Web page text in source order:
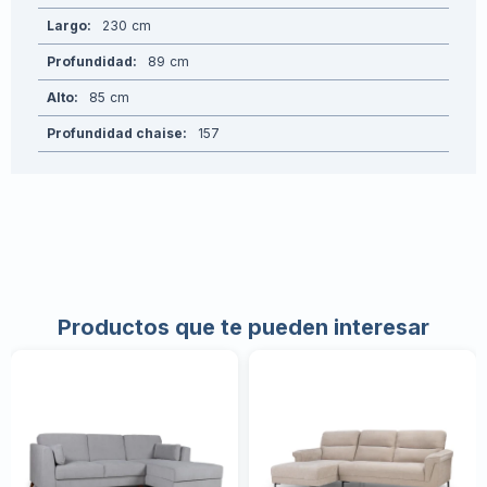
Largo 230
Profundidad 89
Alto 85
Profundidad chaise 157
Productos que te pueden interesar